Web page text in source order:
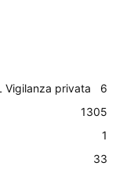
Vigilanza privata
6
1305
1
33